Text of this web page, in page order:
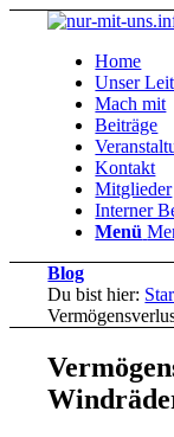
Home
Unser
Mach mit
Beiträge
Kontakt
Mitglieder
Interner
Menü
Blog
Du bist hier: